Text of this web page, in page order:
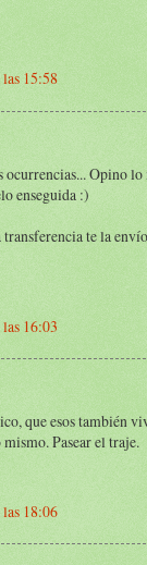
las 15:58
ocurrencias... Opino
enseguida :)
transferencia te la
16:03
que esos también
Pasear el traje.
las 18:06